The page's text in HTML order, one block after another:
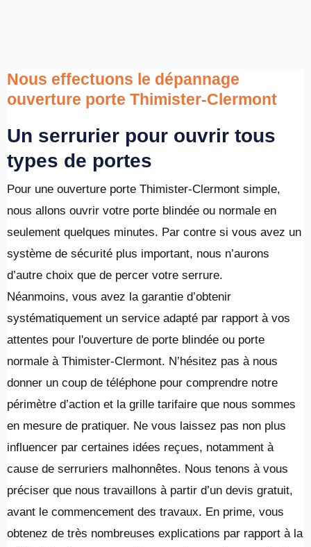
Nous effectuons le dépannage
ouverture porte Thimister-Clermont
Un serrurier pour ouvrir tous
types de portes
Pour une ouverture porte Thimister-Clermont simple,
nous allons ouvrir votre porte blindée ou normale en
seulement quelques minutes. Par contre si vous avez un
système de sécurité plus important, nous n’aurons
d’autre choix que de percer votre serrure.
Néanmoins, vous avez la garantie d’obtenir
systématiquement un service adapté par rapport à vos
attentes pour l'ouverture de porte blindée ou porte
normale à Thimister-Clermont. N’hésitez pas à nous
donner un coup de téléphone pour comprendre notre
périmètre d’action et la grille tarifaire que nous sommes
en mesure de pratiquer. Ne vous laissez pas non plus
influencer par certaines idées reçues, notamment à
cause de serruriers malhonnêtes. Nous tenons à vous
préciser que nous travaillons à partir d’un devis gratuit,
avant le commencement des travaux. En prime, vous
obtenez de très nombreuses explications par rapport à la